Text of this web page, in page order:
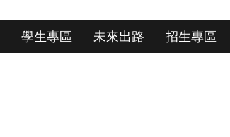
學生專區 未來出路 招生專區